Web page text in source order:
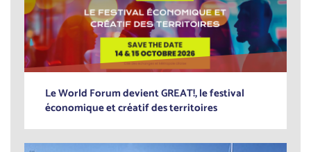
Le World Forum devient GREAT!, le festival
économique et créatif des territoires